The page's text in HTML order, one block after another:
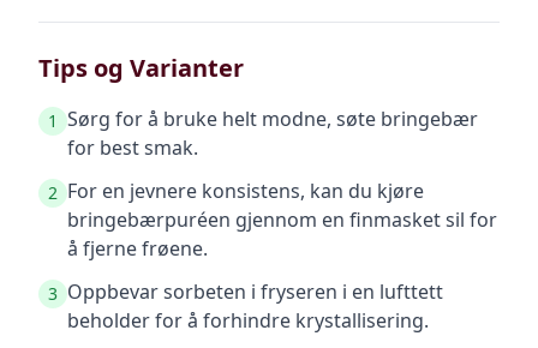
Tips og Varianter
1 Sørg for å bruke helt modne, søte bringebær
for best smak.
2 For en jevnere konsistens, kan du kjøre
bringebærpuréen gjennom en finmasket sil for
å fjerne frøene.
3 Oppbevar sorbeten i fryseren i en lufttett
beholder for å forhindre krystallisering.